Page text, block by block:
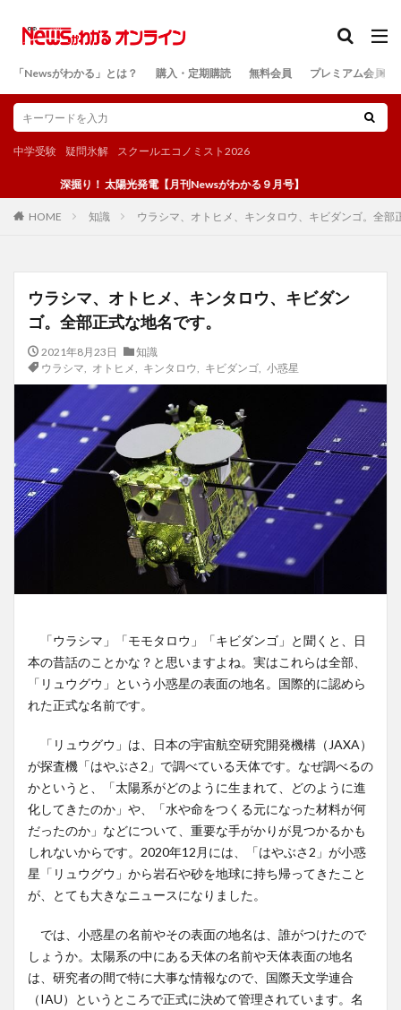
「Newsがわかる」とは？ 購入・定期購読 無料会員 プレミアム会員
中学受験 疑問氷解 スクールエコノミスト2026
深掘り！ 太陽光発電【月刊Newsがわかる９月号】
HOME 知識 ウラシマ、オトヒメ、キンタロウ、キビダンゴ。全部
ウラシマ、オトヒメ、キンタロウ、キビダン
ゴ。全部正式な地名です。
2021年8月23日
知識
ウラシマ
オトヒメ キンタロウ キビダンゴ, 小惑星
「ウラシマ」「モモタロウ」「キビダンゴ」と聞くと、日
本の昔話のことかな？と思いますよね。実はこれらは全部、
「リュウグウ」という小惑星の表面の地名。国際的に認めら
れた正式な名前です。
「リュウグウ」は、日本の宇宙航空研究開発機構（JAXA）
が探査機「はやぶさ2」で調べている天体です。なぜ調べるの
かというと、「太陽系がどのように生まれて、どのように進
化してきたのか」や、「水や命をつくる元になった材料が何
だったのか」などについて、重要な手がかりが見つかるかも
しれないからです。2020年12月には、「はやぶさ2」が小惑
星「リュウグウ」から岩石や砂を地球に持ち帰ってきたこと
が、とても大きなニュースになりました。
では、小惑星の名前やその表面の地名は、誰がつけたので
しょうか。太陽系の中にある天体の名前や天体表面の地名
は、研究者の間で特に大事な情報なので、国際天文学連合
（IAU）というところで正式に決めて管理されています。名
検索